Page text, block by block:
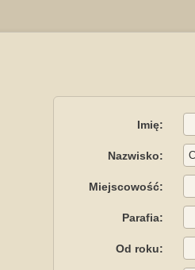
Imię:
Nazwisko:
Miejscowość:
Parafia:
Od roku: